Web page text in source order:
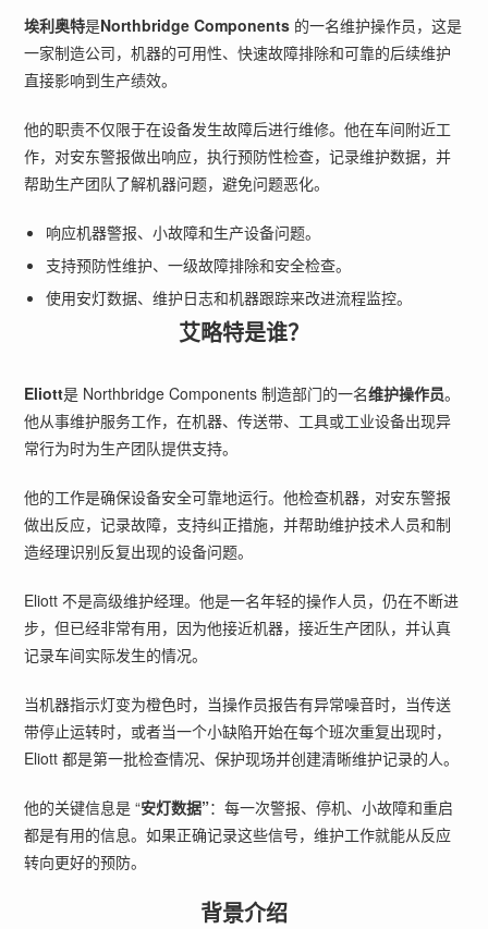
埃利奥特是Northbridge Components 的一名维护操作员，这是
一家制造公司，机器的可用性、快速故障排除和可靠的后续维护
直接影响到生产绩效。
他的职责不仅限于在设备发生故障后进行维修。他在车间附近工
作，对安东警报做出响应，执行预防性检查，记录维护数据，并
帮助生产团队了解机器问题，避免问题恶化。
响应机器警报、小故障和生产设备问题。
支持预防性维护、一级故障排除和安全检查。
使用安灯数据、维护日志和机器跟踪来改进流程监控。
艾略特是谁？
Eliott是 Northbridge Components 制造部门的一名维护操作员。
他从事维护服务工作，在机器、传送带、工具或工业设备出现异
常行为时为生产团队提供支持。
他的工作是确保设备安全可靠地运行。他检查机器，对安东警报
做出反应，记录故障，支持纠正措施，并帮助维护技术人员和制
造经理识别反复出现的设备问题。
Eliott 不是高级维护经理。他是一名年轻的操作人员，仍在不断进
步，但已经非常有用，因为他接近机器，接近生产团队，并认真
记录车间实际发生的情况。
当机器指示灯变为橙色时，当操作员报告有异常噪音时，当传送
带停止运转时，或者当一个小缺陷开始在每个班次重复出现时，
Eliott 都是第一批检查情况、保护现场并创建清晰维护记录的人。
他的关键信息是 “安灯数据”：每一次警报、停机、小故障和重启
都是有用的信息。如果正确记录这些信号，维护工作就能从反应
转向更好的预防。
背景介绍